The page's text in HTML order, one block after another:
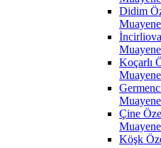
Didim
İncirliova
Koçarlı
Çine
Köşk